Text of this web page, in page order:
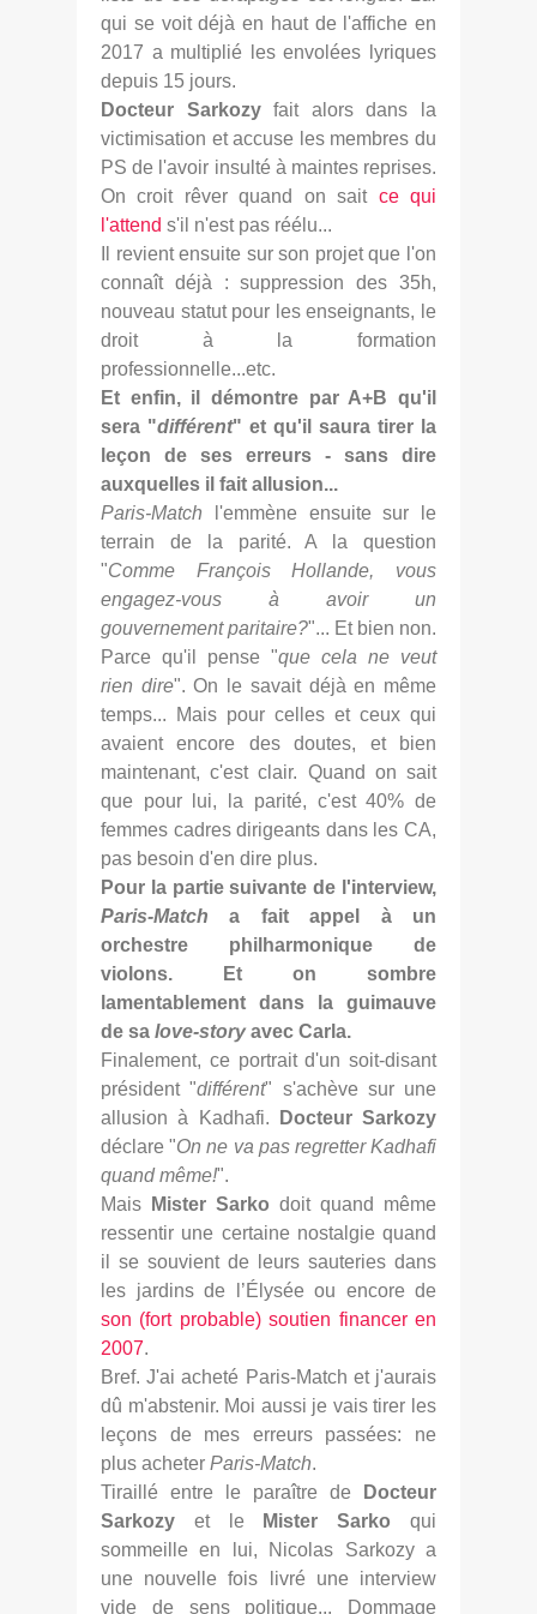
qui se voit déjà en haut de l'affiche en
2017 a multiplié les envolées lyriques
depuis 15 jours.
Docteur Sarkozyfait alors dans la
victimisation et accuse les membres du
PS de l'avoir insulté à maintes reprises.
On croit rêver quand on sait ce qui
l'attend s'il n'est pas réélu...
Il revient ensuite sur son projet que l'on
connaît déjà : suppression des 35h,
nouveau statut pour les enseignants, le
droit à la formation
professionnelle...etc.
Et enfin, il démontre par A+B qu'il
sera "différent" et qu'il saura tirer la
leçon de ses erreurs - sans dire
auxquelles il fait allusion...
Paris-Match l'emmène ensuite sur le
terrain de la parité. A la question
"Comme François Hollande, vous
engagez-vous à avoir un
gouvernement paritaire?"... Et bien non.
Parce qu'il pense "que cela ne veut
rien dire". On le savait déjà en même
temps... Mais pour celles et ceux qui
avaient encore des doutes, et bien
maintenant, c'est clair. Quand on sait
que pour lui, la parité, c'est 40% de
femmes cadres dirigeants dans les CA,
pas besoin d'en dire plus.
Pour la partie suivante de l'interview,
Paris-Match a fait appel à un
orchestre philharmonique de
violons. Et on sombre
lamentablement dans la guimauve
de sa love-storyavec Carla.
Finalement, ce portrait d'un soit-disant
président "différent" s'achève sur une
allusion à Kadhafi.
Docteur Sarkozy
déclare "On ne va pas regretter Kadhafi
quand même!".
Mais
Mister Sarko doit quand même
ressentir une certaine nostalgie quand
il se souvient de leurs sauteries dans
les jardins de l’Élysée ou encore de
son (fort probable) soutien financer en
2007.
Bref. J'ai acheté Paris-Match et j'aurais
dû m'abstenir. Moi aussi je vais tirer les
leçons de mes erreurs passées: ne
plus acheter Paris-Match.
Tiraillé entre le paraître de
Docteur
Sarkozy et le Mister Sarko qui
sommeille en lui, Nicolas Sarkozy a
une nouvelle fois livré une interview
vide de sens politique... Dommage